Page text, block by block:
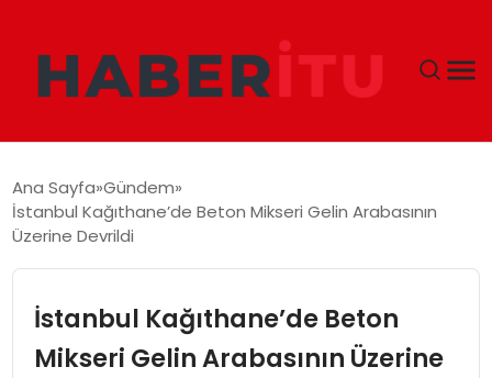
DÜNYA
Ana Sayfa Gündem
İstanbul Kağıthane’de Beton Mikseri Gelin Arabasının
Üzerine Devrildi
İstanbul Kağıthane’de Beton
Mikseri Gelin Arabasının Üzerine